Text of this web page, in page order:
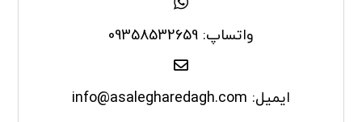
واتساپ: 09358532659
ایمیل: info@asalegharedagh.com